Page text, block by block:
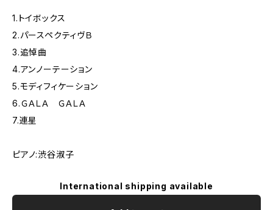
1.トイボックス
2.パースペクティヴＢ
3.追悼曲
4.アンノーテーション
5.モディフィケーション
6.ＧＡＬＡ ＧＡＬＡ
7.連星
ピアノ:渋谷淑子
International shipping available